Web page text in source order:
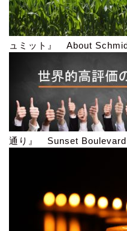
ュミット』 About
通り』 Sunset Boulevard